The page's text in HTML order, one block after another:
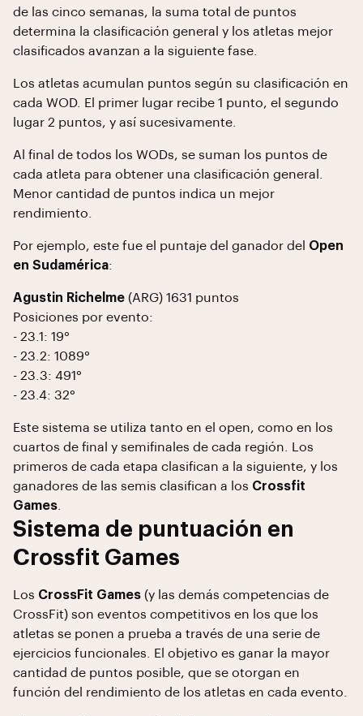
de las cinco semanas, la suma total de puntos
determina la clasificación general y los atletas mejor
clasificados avanzan a la siguiente fase.
Los atletas acumulan puntos según su clasificación en
cada WOD. El primer lugar recibe 1 punto, el segundo
lugar 2 puntos, y así sucesivamente.
Al final de todos los WODs, se suman los puntos de
cada atleta para obtener una clasificación general.
Menor cantidad de puntos indica un mejor
rendimiento.
Por ejemplo, este fue el puntaje del ganador del Open
en Sudamérica:
Agustin Richelme (ARG) 1631 puntos
Posiciones por evento:
- 23.1: 19°
- 23.2: 1089°
- 23.3: 491°
- 23.4: 32°
Este sistema se utiliza tanto en el open, como en los
cuartos de final y semifinales de cada región. Los
primeros de cada etapa clasifican a la siguiente, y los
ganadores de las semis clasifican a los Crossfit
Games
Sistema de puntuación en
Crossfit Games
Los CrossFit Games (y las demás competencias de
CrossFit) son eventos competitivos en los que los
atletas se ponen a prueba a través de una serie de
ejercicios funcionales. El objetivo es ganar la mayor
cantidad de puntos posible, que se otorgan en
función del rendimiento de los atletas en cada evento.